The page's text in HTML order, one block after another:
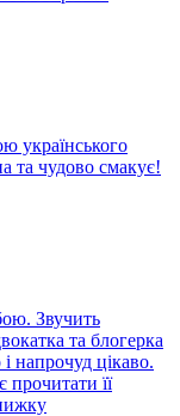
українського
та чудово смакує!
Звучить
та блогерка
напрочуд цікаво.
її